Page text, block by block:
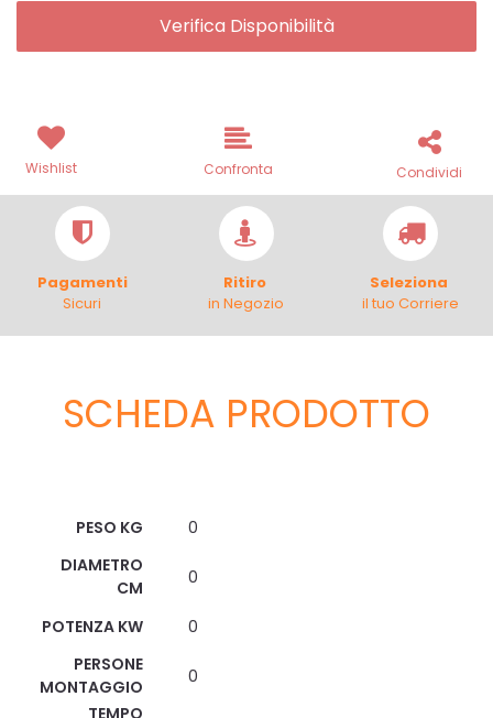
Verifica Disponibilità
Wishlist Confronta Condividi
Pagamenti
Sicuri
Ritiro
in Negozio
Seleziona
il tuo Corriere
SCHEDA PRODOTTO
PESO KG
0
DIAMETRO
CM
0
POTENZA KW
0
PERSONE
MONTAGGIO
0
TEMPO